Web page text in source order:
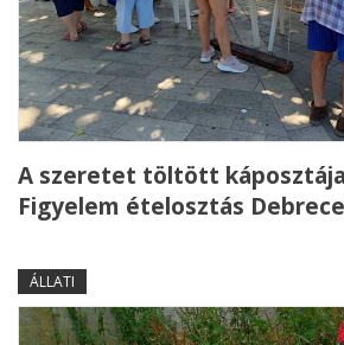
A szeretet töltött
Figyelem ételosztás
ÁLLATI